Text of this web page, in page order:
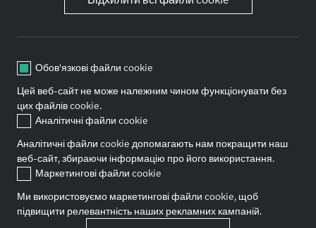
Grow with us
Ким ти можеш стати
Вакансії
Відправити заявку
Socials
Обов'язкові файли cookie
Цей веб-сайт не може належним чином функціонувати без
цих файлів cookie.
Аналітичні файли cookie
Аналітичні файли cookie допомагають нам покращити наш
веб-сайт, збираючи інформацію про його використання.
Маркетингові файли cookie
Ми використовуємо маркетингові файли cookie, щоб
підвищити релевантність наших рекламних кампаній.